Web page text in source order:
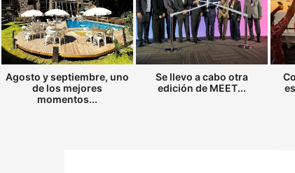
Agosto y septiembre, uno
de los mejores
momentos...
Se llevo a cabo otra
edición de MEET...